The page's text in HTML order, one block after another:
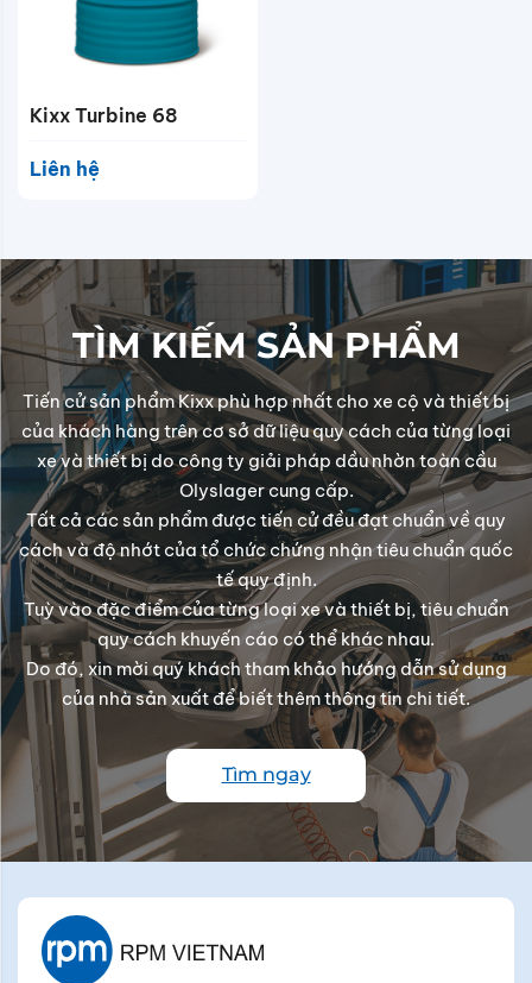
Kixx Turbine 68
Liên hệ
TÌM KIẾM SẢN PHẨM
Tiến cử sản phẩm Kixx phù hợp nhất cho xe cộ và thiết bị
của khách hàng trên cơ sở dữ liệu quy cách của từng loại
xe và thiết bị do công ty giải pháp dầu nhờn toàn cầu
Olyslager cung cấp.
Tất cả các sản phẩm được tiến cử đều đạt chuẩn về quy
cách và độ nhớt của tổ chức chứng nhận tiêu chuẩn quốc
tế quy định.
Tuỳ vào đặc điểm của từng loại xe và thiết bị, tiêu chuẩn
quy cách khuyến cáo có thể khác nhau.
Do đó, xin mời quý khách tham khảo hướng dẫn sử dụng
của nhà sản xuất để biết thêm thông tin chi tiết.
Tìm ngay